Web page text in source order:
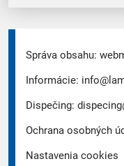
Správa obsahu:
Informácie:
Dispečing:
Ochrana osobných
Nastavenia cookies